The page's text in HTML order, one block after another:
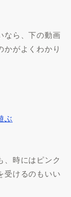
なら、下の動画
かがよくわかり
ぶ
、時にはピンク
受けるのもいい